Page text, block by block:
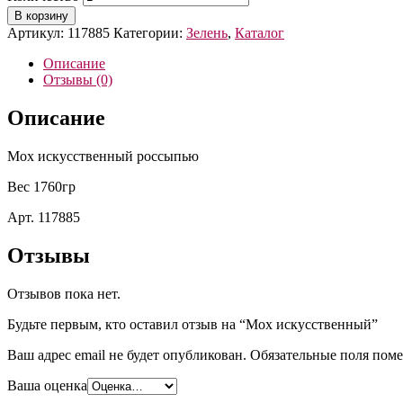
В корзину
Артикул: 117885 Категории: Зелень, Каталог
Описание
Отзывы (0)
Описание
Мох искусственный россыпью
Вес 1760гр
Арт. 117885
Отзывы
Отзывов пока нет.
Будьте первым, кто оставил отзыв на “Мох искусственный”
Ваш адрес email не будет опубликован. Обязательные поля
Ваша оценка